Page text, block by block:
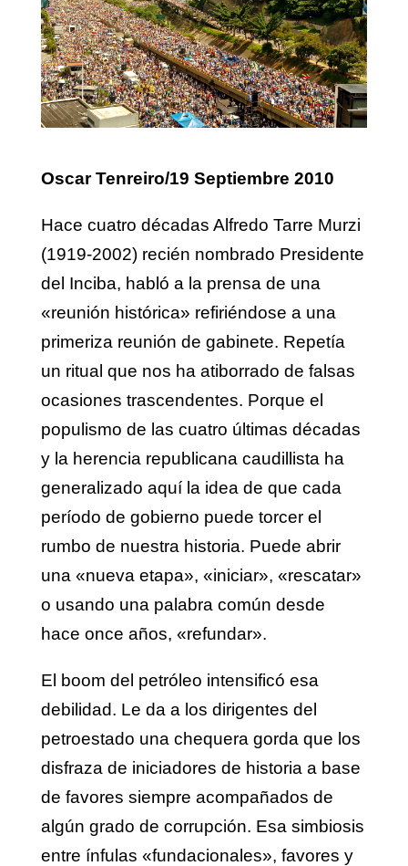
Oscar Tenreiro/19 Septiembre 2010
Hace cuatro décadas Alfredo Tarre Murzi
(1919-2002) recién nombrado Presidente
del Inciba, habló a la prensa de una
«reunión histórica» refiriéndose a una
primeriza reunión de gabinete. Repetía
un ritual que nos ha atiborrado de falsas
ocasiones trascendentes. Porque el
populismo de las cuatro últimas décadas
y la herencia republicana caudillista ha
generalizado aquí la idea de que cada
período de gobierno puede torcer el
rumbo de nuestra historia. Puede abrir
una «nueva etapa», «iniciar», «rescatar»
o usando una palabra común desde
hace once años, «refundar».
El boom del petróleo intensificó esa
debilidad. Le da a los dirigentes del
petroestado una chequera gorda que los
disfraza de iniciadores de historia a base
de favores siempre acompañados de
algún grado de corrupción. Esa simbiosis
entre ínfulas «fundacionales», favores y